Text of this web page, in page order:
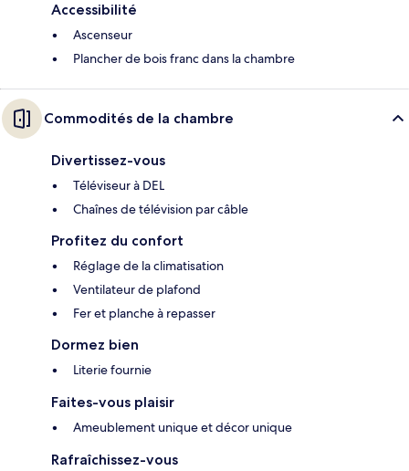
Accessibilité
Ascenseur
Plancher de bois franc dans la chambre
Commodités de la chambre
Divertissez-vous
Téléviseur à DEL
Chaînes de télévision par câble
Profitez du confort
Réglage de la climatisation
Ventilateur de plafond
Fer et planche à repasser
Dormez bien
Literie fournie
Faites-vous plaisir
Ameublement unique et décor unique
Rafraîchissez-vous